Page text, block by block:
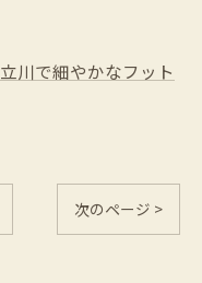
立川で細やかなフット
次のページ >